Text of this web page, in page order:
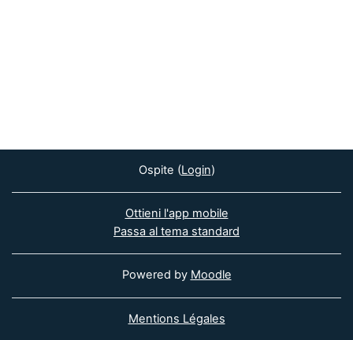
Ospite (Login)
Ottieni l'app mobile
Passa al tema standard
Powered by Moodle
Mentions Légales